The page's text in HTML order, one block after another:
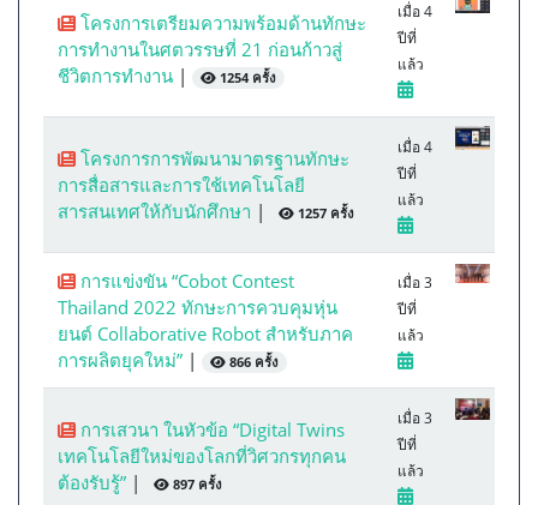
โครงการเตรียมความพร้อมด้านทักษะ
การทำงานในศตวรรษที่ 21 ก่อนก้าวสู่
ชีวิตการทำงาน | 1254 ครั้ง
เมื่อ 4
ปีที่
แล้ว
โครงการการพัฒนามาตรฐานทักษะ
การสื่อสารและการใช้เทคโนโลยี
สารสนเทศให้กับนักศึกษา | 1257 ครั้ง
เมื่อ 4
ปีที่
แล้ว
การแข่งขัน “Cobot Contest
Thailand 2022 ทักษะการควบคุมหุ่น
ยนต์ Collaborative Robot สำหรับภาค
การผลิตยุคใหม่” | 866 ครั้ง
เมื่อ 3
ปีที่
แล้ว
การเสวนา ในหัวข้อ “Digital Twins
เทคโนโลยีใหม่ของโลกที่วิศวกรทุกคน
ต้องรับรู้” | 897 ครั้ง
เมื่อ 3
ปีที่
แล้ว